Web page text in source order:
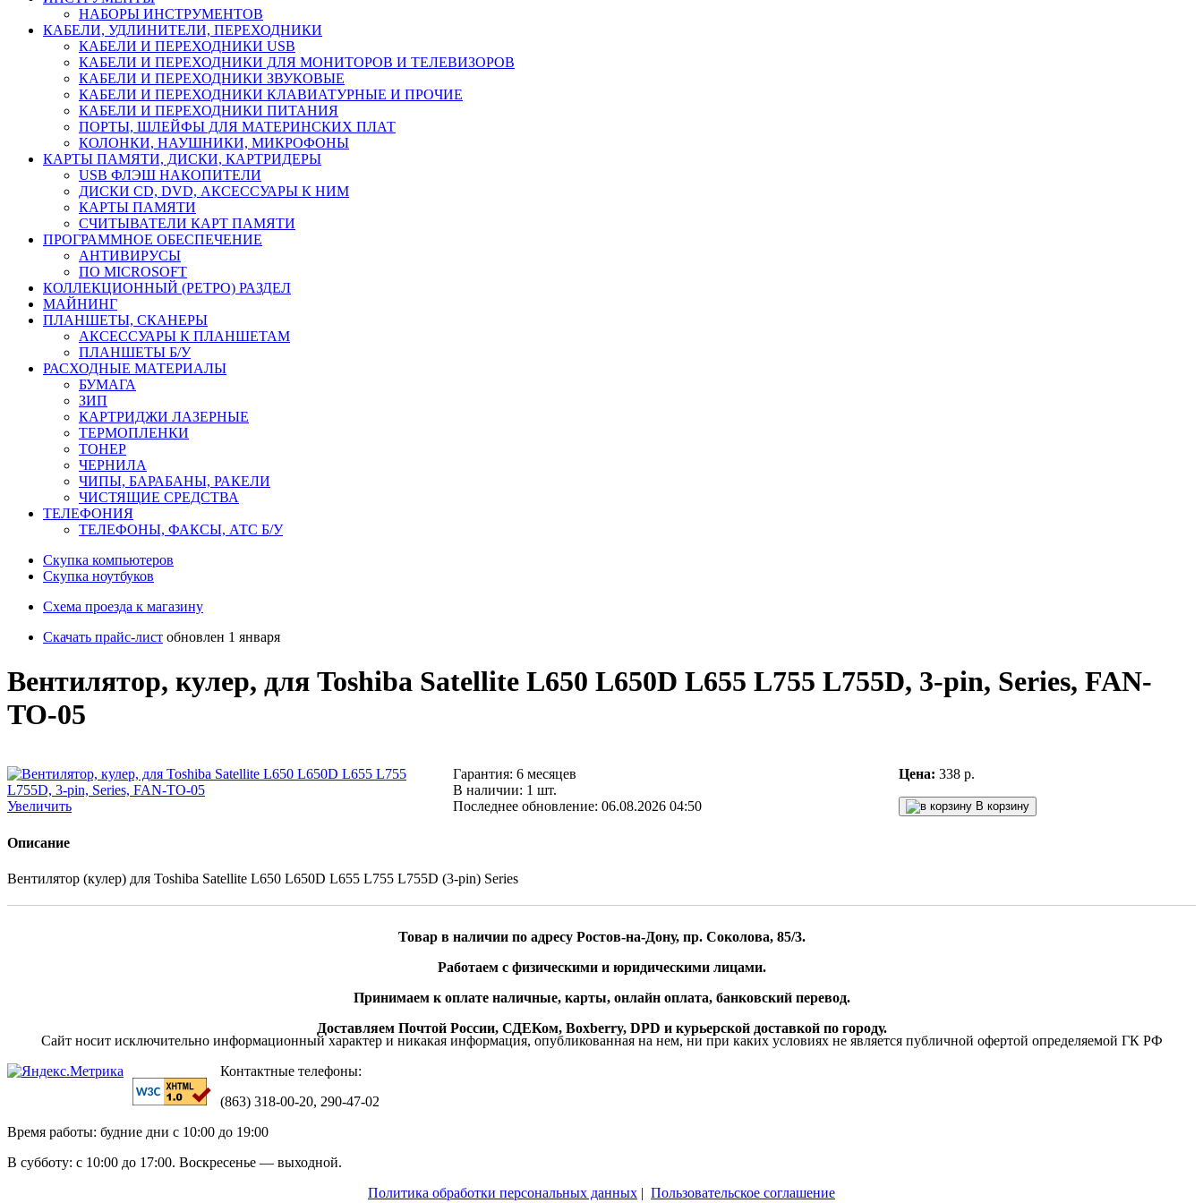
НАБОРЫ ИНСТРУМЕНТОВ
КАБЕЛИ, УДЛИНИТЕЛИ, ПЕРЕХОДНИКИ
КАБЕЛИ И ПЕРЕХОДНИКИ USB
КАБЕЛИ И ПЕРЕХОДНИКИ ДЛЯ МОНИТОРОВ И ТЕЛЕВИЗОРОВ
КАБЕЛИ И ПЕРЕХОДНИКИ ЗВУКОВЫЕ
КАБЕЛИ И ПЕРЕХОДНИКИ КЛАВИАТУРНЫЕ И ПРОЧИЕ
КАБЕЛИ И ПЕРЕХОДНИКИ ПИТАНИЯ
ПОРТЫ, ШЛЕЙФЫ ДЛЯ МАТЕРИНСКИХ ПЛАТ
КОЛОНКИ, НАУШНИКИ, МИКРОФОНЫ
КАРТЫ ПАМЯТИ, ДИСКИ, КАРТРИДЕРЫ
USB ФЛЭШ НАКОПИТЕЛИ
ДИСКИ CD, DVD, АКСЕССУАРЫ К НИМ
КАРТЫ ПАМЯТИ
СЧИТЫВАТЕЛИ КАРТ ПАМЯТИ
ПРОГРАММНОЕ ОБЕСПЕЧЕНИЕ
АНТИВИРУСЫ
ПО MICROSOFT
КОЛЛЕКЦИОННЫЙ (РЕТРО) РАЗДЕЛ
МАЙНИНГ
ПЛАНШЕТЫ, СКАНЕРЫ
АКСЕССУАРЫ К ПЛАНШЕТАМ
ПЛАНШЕТЫ Б/У
РАСХОДНЫЕ МАТЕРИАЛЫ
БУМАГА
ЗИП
КАРТРИДЖИ ЛАЗЕРНЫЕ
ТЕРМОПЛЕНКИ
ТОНЕР
ЧЕРНИЛА
ЧИПЫ, БАРАБАНЫ, РАКЕЛИ
ЧИСТЯЩИЕ СРЕДСТВА
ТЕЛЕФОНИЯ
ТЕЛЕФОНЫ, ФАКСЫ, АТС Б/У
Скупка компьютеров
Cкупка ноутбуков
Схема проезда к магазину
Скачать прайс-лист обновлен 1 января
Вентилятор, кулер, для Toshiba Satellite L650 L650D L655 L755 L755D, 3-pin, Series, FAN-
TO-05
Увеличить
Гарантия: 6 месяцев
В наличии: 1 шт.
Последнее обновление: 06.08.2026 04:50
Цена: 338 р.
В корзину
Описание
Вентилятор (кулер) для Toshiba Satellite L650 L650D L655 L755 L755D (3-pin) Series
Товар в наличии по адресу Ростов-на-Дону, пр. Соколова, 85/3.
Работаем с физическими и юридическими лицами.
Принимаем к оплате наличные, карты, онлайн оплата, банковский перевод.
Доставляем Почтой России, СДЕКом, Boxberry, DPD и курьерской доставкой по городу.
Сайт носит исключительно информационный характер и никакая информация, опубликованная на нем, ни при каких условиях не является публичной офертой определяемой ГК РФ
Контактные телефоны:
(863) 318-00-20, 290-47-02
Время работы: будние дни с 10:00 до 19:00
В субботу: с 10:00 до 17:00. Воскресенье — выходной.
Политика обработки персональных данных | Пользовательское соглашение